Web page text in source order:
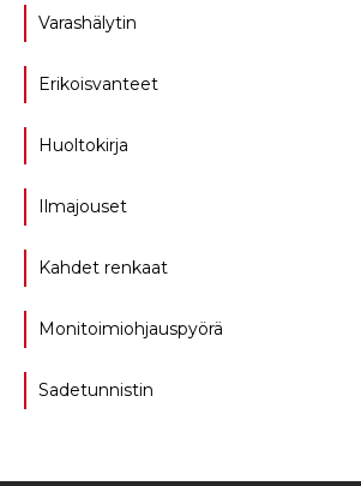
Varashälytin
Erikoisvanteet
Huoltokirja
Ilmajouset
Kahdet renkaat
Monitoimiohjauspyörä
Sadetunnistin